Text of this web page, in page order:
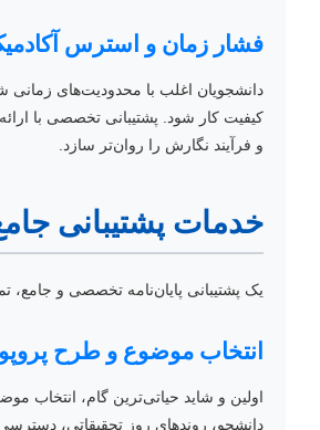
فشار زمان و استرس
دانشجویان اغلب با محدودیت‌های زمانی
کیفیت کار شود. پشتیبانی تخصصی با
و فرآیند نگارش را روان‌تر سازد.
خدمات پشتیبانی
یک پشتیبانی پایان‌نامه تخصصی و
انتخاب موضوع و طرح
اولین و شاید حیاتی‌ترین گام، انتخاب
دانشجو، روندهای روز تحقیقاتی،